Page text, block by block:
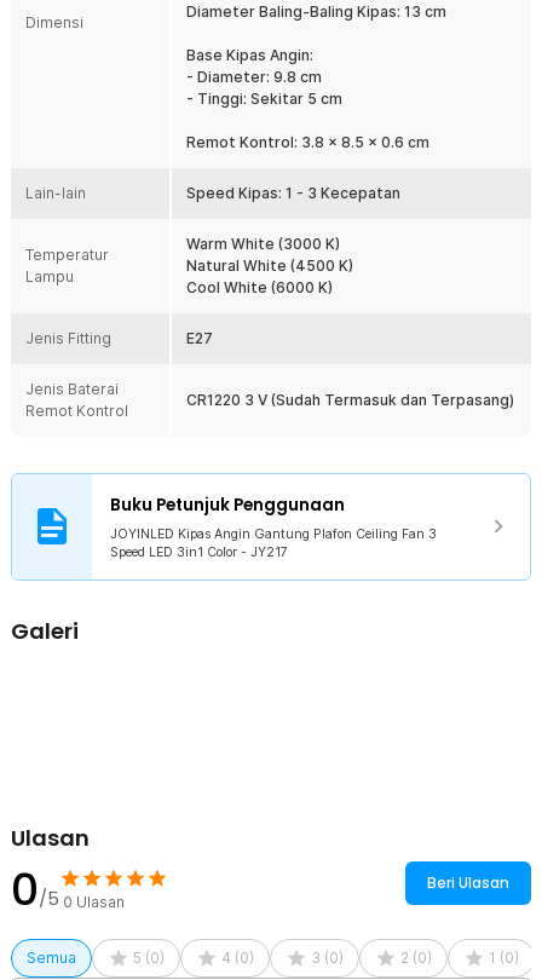
JOYINLED menggunakan fitting E27 yang kompatibel dengan soket
pemasangan menjadi lebih mudah tanpa memerlukan adaptor
tambahan. Fitur ini menjadikan kipas plafon LED lebih praktis dan
siap digunakan di berbagai ruangan.
Hemat Energi dan Kebisingan Rendah
penggunaan harian. Tingkat gangguan sekitar 35 dB membantu
menjaga suasana ruangan tetap nyaman tanpa suara kipas yang
maupun ruang kerja.
Desain Ringkas dan Modern
plafon. Kombinasi lampu LED dan kipas dalam satu unit membantu
menghemat ruang sekaligus meningkatkan estetika interior. Solusi
LED 3in1 Color - JY217
1 x Base Kipas Angin
1 x Remot Kontrol
Dimensi
Diameter Baling-Baling Kipas: 13 cm
Base Kipas Angin:
- Diameter: 9.8 cm
- Tinggi: Sekitar 5 cm
Remot Kontrol: 3.8 x 8.5 x 0.6 cm
Lain-lain Speed Kipas: 1 - 3 Kecepatan
Temperatur
Lampu
Warm White (3000 K)
Natural White (4500 K)
Cool White (6000 K)
Jenis Fitting E27
Jenis Baterai
Remot Kontrol
CR1220 3 V (Sudah Termasuk dan Terpasang)
Buku Petunjuk Penggunaan
JOYINLED Kipas Angin Gantung Plafon Ceiling Fan 3
Speed LED 3in1 Color - JY217
Galeri
Ulasan
0/5 0 Ulasan
Beri Ulasan
Semua 5 (0) 4 (0) 3 (0) 2 (0) 1 (0)